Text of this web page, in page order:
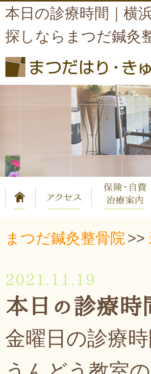
本日の診療時間｜横
探しならまつだ鍼灸
まつだ鍼灸整骨院
2021.11.19
本日の診療時
金曜日の診療